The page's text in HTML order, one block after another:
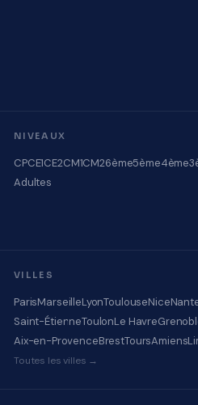
NIVEAUX
CPCE1CE2CM1CM26ème5ème4ème
Adultes
VILLES
ParisMarseilleLyonToulouseNice
Saint-ÉtienneToulonLe Havre
Aix-en-ProvenceBrestToursAmiens
Toutes les villes →